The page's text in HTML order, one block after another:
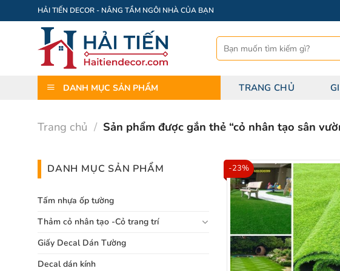
qua
HẢI TIẾN DECOR - NÂNG TẦM NGÔI NHÀ CỦA BẠN
Tìm
kiếm:
DANH MỤC SẢN PHẨM TRANG CHỦ
Trang chủ / Sản phẩm được gắn thẻ “cỏ nhân tạo sân
DANH MỤC SẢN PHẨM
Tấm nhựa ốp tường
Thảm cỏ nhân tạo -Cỏ trang trí
Giấy Decal Dán Tường
Decal dán kính
-23%